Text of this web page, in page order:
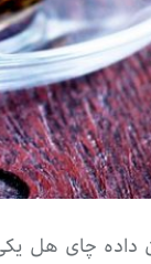
داده چای هل یکی